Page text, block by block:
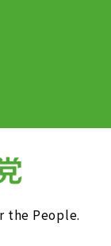
the People.